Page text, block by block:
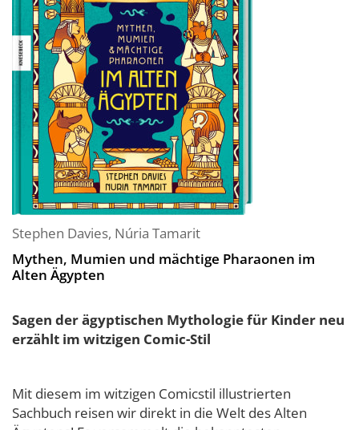
Stephen Davies, Núria Tamarit
Mythen, Mumien und mächtige Pharaonen im
Alten Ägypten
Sagen der ägyptischen Mythologie für Kinder neu
erzählt im witzigen Comic-Stil
Mit diesem im witzigen Comicstil illustrierten
Sachbuch reisen wir direkt in die Welt des Alten